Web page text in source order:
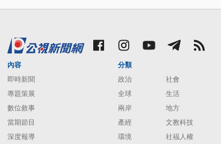
內容
即時新聞
專題策展
數位敘事
當期節目
深度報導
分類
政治
社會
全球
生活
兩岸
地方
產經
文教科技
環境
社福人權